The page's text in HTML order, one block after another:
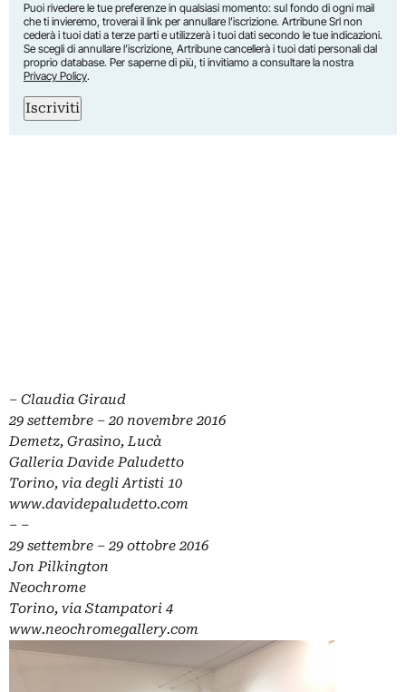
Puoi rivedere le tue preferenze in qualsiasi momento: sul fondo di ogni mail
che ti invieremo, troverai il link per annullare l’iscrizione. Artribune Srl non
cederà i tuoi dati a terze parti e utilizzerà i tuoi dati secondo le tue indicazioni.
Se scegli di annullare l’iscrizione, Artribune cancellerà i tuoi dati personali dal
proprio database. Per saperne di più, ti invitiamo a consultare la nostra
Privacy Policy.
Iscriviti
– Claudia Giraud
29 settembre – 20 novembre 2016
Demetz, Grasino, Lucà
Galleria Davide Paludetto
Torino, via degli Artisti 10
www.davidepaludetto.com
– –
29 settembre – 29 ottobre 2016
Jon Pilkington
Neochrome
Torino, via Stampatori 4
www.neochromegallery.com